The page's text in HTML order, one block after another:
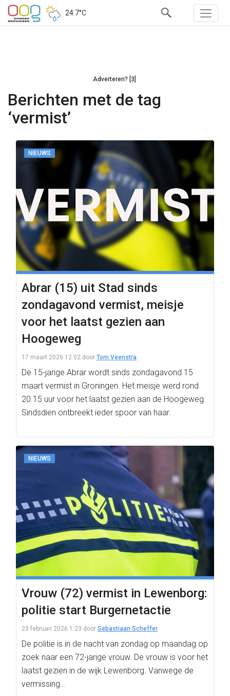
24.7°C
Adverteren? [3]
Berichten met de tag
‘vermist’
NIEUWS
Abrar (15) uit Stad sinds
zondagavond vermist, meisje
voor het laatst gezien aan
Hoogeweg
17 maart 2026 12:02 door Tom Veenstra
De 15-jarige Abrar wordt sinds zondagavond 15
maart vermist in Groningen. Het meisje werd rond
20.15 uur voor het laatst gezien aan de Hoogeweg.
Sindsdien ontbreekt ieder spoor van haar.
NIEUWS
Vrouw (72) vermist in Lewenborg:
politie start Burgernetactie
23 februari 2026 1:23 door Sebastiaan Scheffer
De politie is in de nacht van zondag op maandag op
zoek naar een 72-jarige vrouw. De vrouw is voor het
laatst gezien in de wijk Lewenborg. Vanwege de
vermissing…